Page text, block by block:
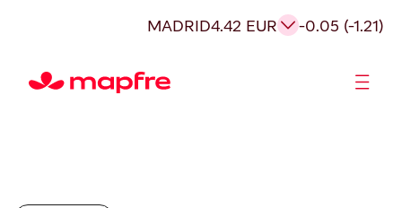
MADRID4.42 EUR -0.05 (-1.21)